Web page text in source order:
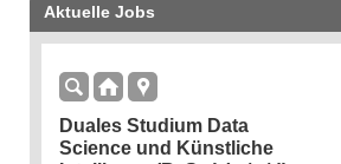
Aktuelle Jobs
Duales Studium Data
Science und Künstliche